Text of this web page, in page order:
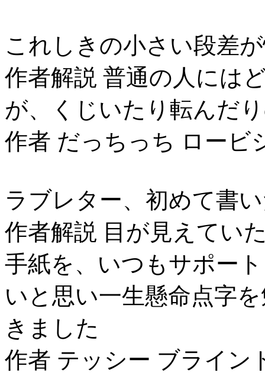
これしきの小さい段差
作者解説 普通の人には
が、くじいたり転んだ
作者 だっちっち ロービ
ラブレター、初めて書
作者解説 目が見えてい
手紙を、いつもサポー
いと思い一生懸命点字
きました
作者 テッシー ブライン